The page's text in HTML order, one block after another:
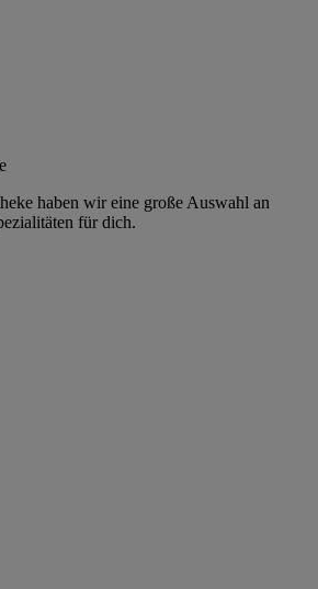
haben wir eine große Auswahl an
für dich.